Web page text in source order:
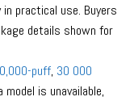
practical use. Buyers
details shown for
puff, 30 000
is unavailable,